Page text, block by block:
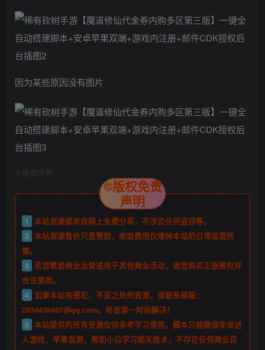
因为某些原因没有图片
版权声明
©版权免责
声明
1
本站资源都来自网上免费分享，不涉及任何盗窃等。
2 本站资源售价只是赞助，收取费用仅维持本站的日常运营所
需。
3 若您需要商业运营或用于其他商业活动，请您购买正版授权并
合法使用。
4 如果本站有侵犯、不妥之处的资源，请联系邮箱：
2834439487@qq.com。将会第一时间解决！
5 本站提供的所有资源仅供参考学习使用，脚本只能确保安卓进
入游戏，苹果自测，帮助小白学习相关技术，不存在任何商业目